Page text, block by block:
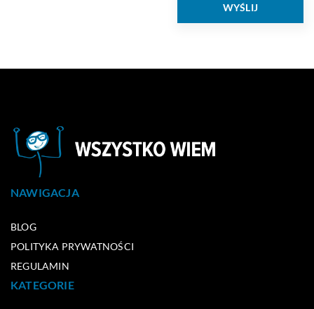
NAWIGACJA
BLOG
POLITYKA PRYWATNOŚCI
REGULAMIN
KATEGORIE